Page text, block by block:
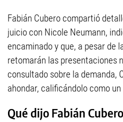
Fabián Cubero compartió
juicio con Nicole Neumann,
encaminado y que, a pesar de
retomarán las presentaciones
consultado sobre la demanda,
ahondar, calificándolo como
Qué dijo Fabián